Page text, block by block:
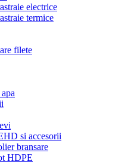
electrice
termice
filete
si accesorii
bransare
HDPE